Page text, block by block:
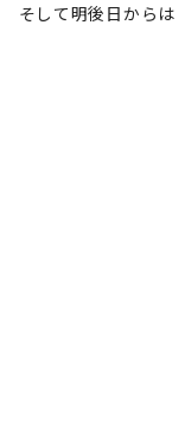
そして明後日からは